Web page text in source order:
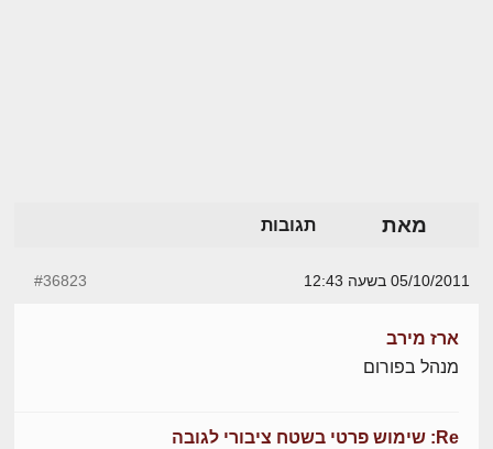
מאת תגובות
05/10/2011 בשעה 12:43 #36823
ארז מירב
מנהל בפורום
Re: שימוש פרטי בשטח ציבורי לגובה